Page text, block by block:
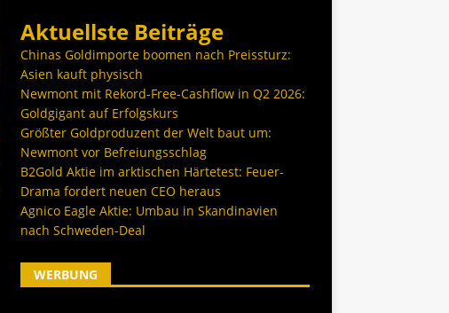
Aktuellste Beiträge
Chinas Goldimporte boomen nach Preissturz:
Asien kauft physisch
Newmont mit Rekord-Free-Cashflow in Q2 2026:
Goldgigant auf Erfolgskurs
Größter Goldproduzent der Welt baut um:
Newmont vor Befreiungsschlag
B2Gold Aktie im arktischen Härtetest: Feuer-
Drama fordert neuen CEO heraus
Agnico Eagle Aktie: Umbau in Skandinavien
nach Schweden-Deal
WERBUNG